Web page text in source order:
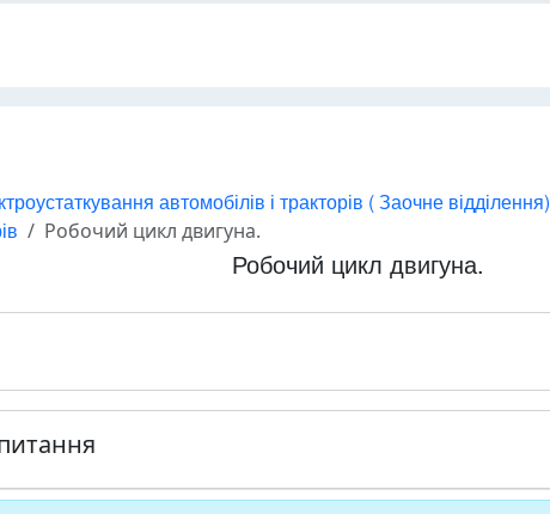
автомобілів і тракторів ( Заочне відділення)
Робочий цикл двигуна.
Робочий цикл двигуна.